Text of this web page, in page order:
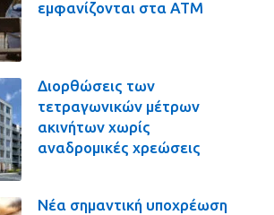
εμφανίζονται στα ΑΤΜ
Διορθώσεις των
τετραγωνικών μέτρων
ακινήτων χωρίς
αναδρομικές χρεώσεις
Νέα σημαντική υποχρέωση